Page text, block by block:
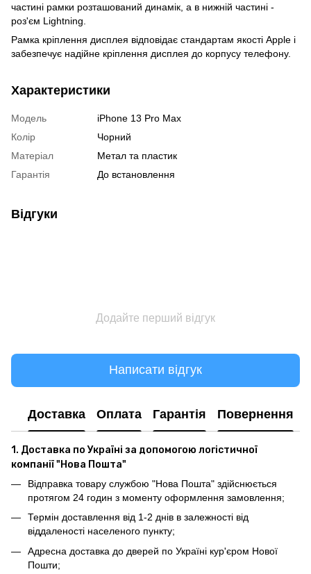
частині рамки розташований динамік, а в нижній частині -
роз'єм Lightning.
Рамка кріплення дисплея відповідає стандартам якості Apple і
забезпечує надійне кріплення дисплея до корпусу телефону.
Характеристики
Модель
iPhone 13 Pro Max
Колір
Чорний
Матеріал
Метал та пластик
Гарантія
До встановлення
Відгуки
Додайте перший відгук
Написати відгук
Доставка Оплата Гарантія Повернення
1. Доставка по Україні за допомогою логістичної
компанії "Нова Пошта"
Відправка товару службою "Нова Пошта" здійснюється
протягом 24 годин з моменту оформлення замовлення;
Термін доставлення від 1-2 днів в залежності від
віддаленості населеного пункту;
Адресна доставка до дверей по Україні кур'єром Нової
Пошти;